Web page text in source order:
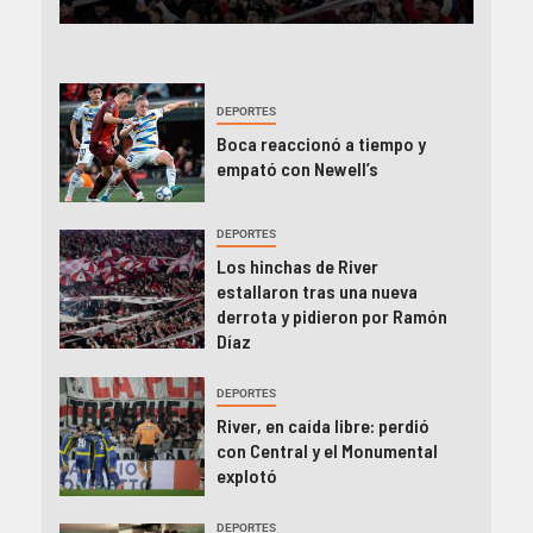
DEPORTES
Boca reaccionó a tiempo y
empató con Newell’s
DEPORTES
Los hinchas de River
estallaron tras una nueva
derrota y pidieron por Ramón
Díaz
DEPORTES
River, en caída libre: perdió
con Central y el Monumental
explotó
DEPORTES